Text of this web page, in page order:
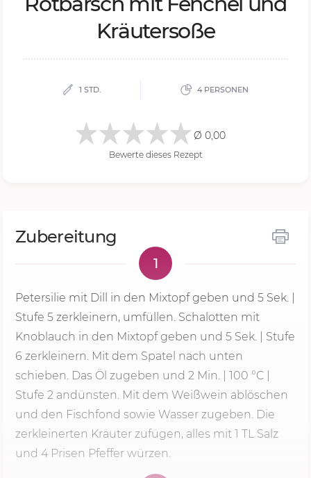
Kräu­ter­so­ße
1 STD. 4 PERSONEN
Ø 0,00
Bewerte dieses Rezept
Zubereitung
1
Petersilie mit Dill in den Mixtopf geben und 5 Sek.
Stufe 5 zerkleinern, umfüllen. Schalotten mit
Knoblauch in den Mixtopf geben und 5 Sek.
| Stufe
6 zerkleinern. Mit dem Spatel nach unten
schieben. Das Öl zugeben und 2 Min. 100 °C
Stufe 2 andünsten. Mit dem Weißwein ablöschen
und den Fischfond sowie Wasser zugeben. Die
zerkleinerten Kräuter zufügen, alles mit 1 TL Salz
und 4 Prisen Pfeffer würzen.